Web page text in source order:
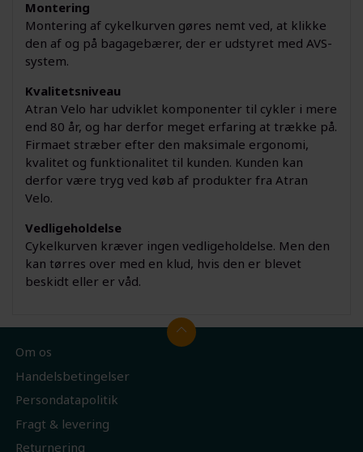
Montering
Montering af cykelkurven gøres nemt ved, at klikke
den af og på bagagebærer, der er udstyret med AVS-
system.
Kvalitetsniveau
Atran Velo har udviklet komponenter til cykler i mere
end 80 år, og har derfor meget erfaring at trække på.
Firmaet stræber efter den maksimale ergonomi,
kvalitet og funktionalitet til kunden. Kunden kan
derfor være tryg ved køb af produkter fra Atran
Velo.
Vedligeholdelse
Cykelkurven kræver ingen vedligeholdelse. Men den
kan tørres over med en klud, hvis den er blevet
beskidt eller er våd.
Om os
Handelsbetingelser
Persondatapolitik
Fragt & levering
Returnering